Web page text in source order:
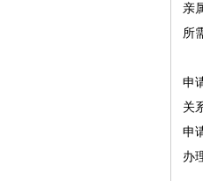
亲
所
申
关
申
办